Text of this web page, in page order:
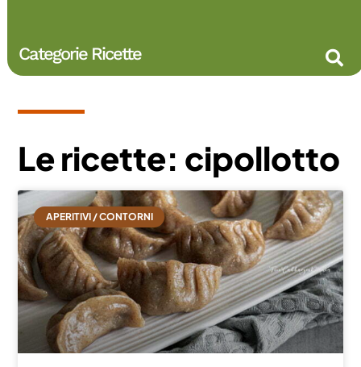
Categorie Ricette
Le ricette: cipollotto
APERITIVI / CONTORNI